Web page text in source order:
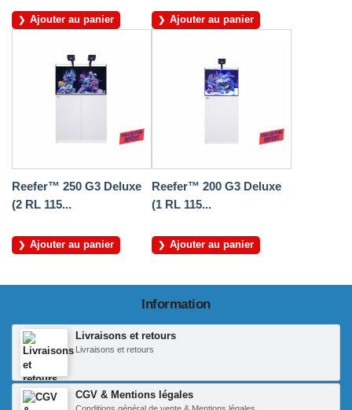
Ajouter au panier Ajouter au panier
Reefer™ 250 G3 Deluxe
(2 RL 115...
Ajouter au panier
Reefer™ 200 G3 Deluxe
(1 RL 115...
Ajouter au panier
Information
Livraisons et retours
Livraisons et retours
CGV & Mentions légales